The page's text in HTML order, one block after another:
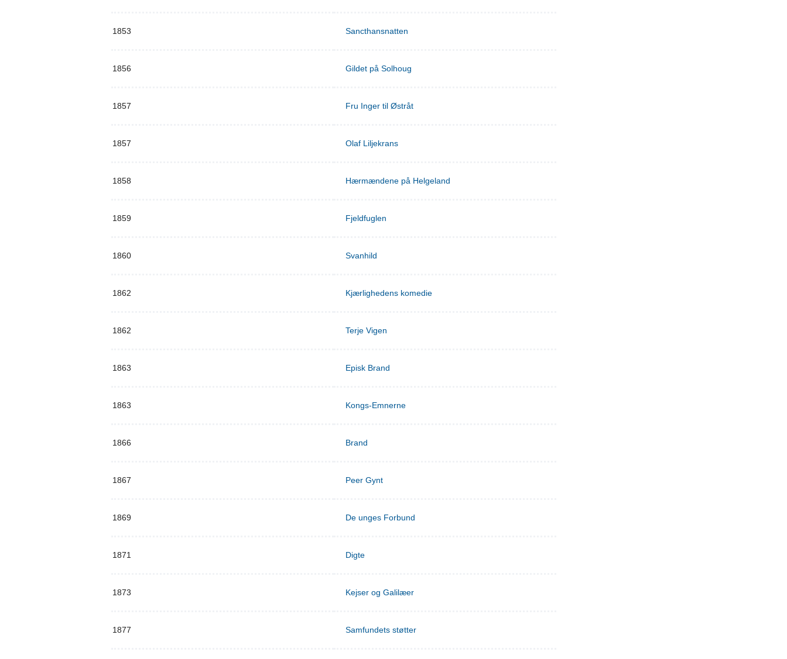
1853 Sancthansnatten
1856 Gildet på Solhoug
1857 Fru Inger til Østråt
1857 Olaf Liljekrans
1858 Hærmændene på Helgeland
1859 Fjeldfuglen
1860 Svanhild
1862 Kjærlighedens komedie
1862 Terje Vigen
1863 Episk Brand
1863 Kongs-Emnerne
1866 Brand
1867 Peer Gynt
1869 De unges Forbund
1871 Digte
1873 Kejser og Galilæer
1877 Samfundets støtter